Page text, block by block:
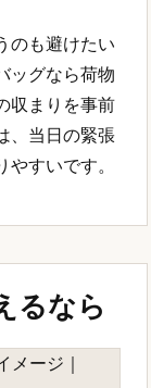
のも避けたい
ッグなら荷物
収まりを事前
、当日の緊張
すいです。
るなら